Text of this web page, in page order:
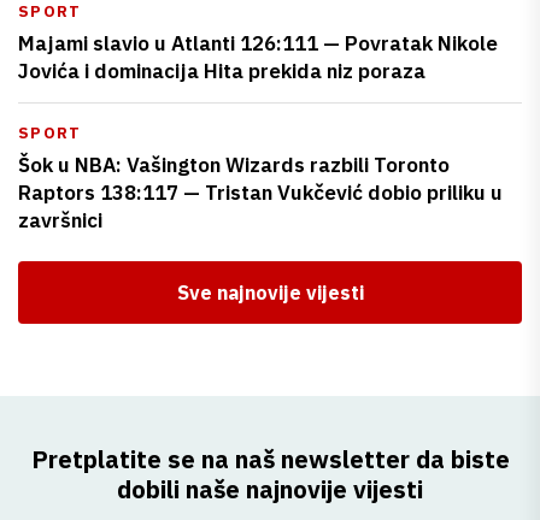
SPORT
Majami slavio u Atlanti 126:111 — Povratak Nikole
Jovića i dominacija Hita prekida niz poraza
SPORT
Šok u NBA: Vašington Wizards razbili Toronto
Raptors 138:117 — Tristan Vukčević dobio priliku u
završnici
Sve najnovije vijesti
Pretplatite se na naš newsletter da biste
dobili naše najnovije vijesti